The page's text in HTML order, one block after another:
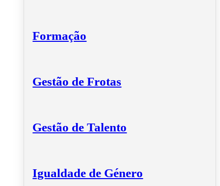
Formação
Gestão de Frotas
Gestão de Talento
Igualdade de Género